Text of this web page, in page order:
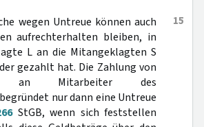
15
wegen Untreue können auch
aufrechterhalten bleiben, in
L an die Mitangeklagten S
gezahlt hat. Die Zahlung von
an Mitarbeiter des
nur dann eine Untreue
StGB, wenn sich feststellen